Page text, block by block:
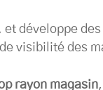
, et développe
visibilité des
rayon magasin